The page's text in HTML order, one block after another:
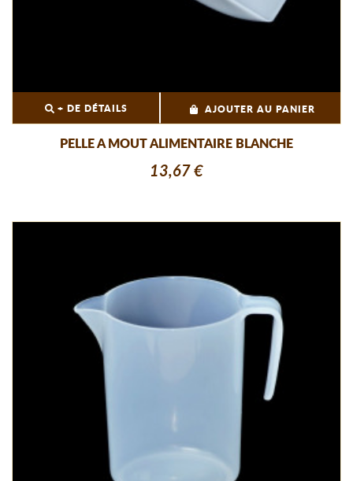
+ DE DÉTAILS AJOUTER AU PANIER
PELLE A MOUT ALIMENTAIRE BLANCHE
13,67 €